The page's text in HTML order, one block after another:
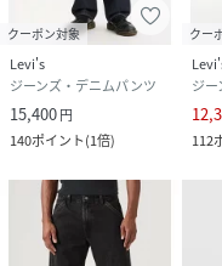
クーポン対象
Levi's
ジーンズ・デニムパンツ
15,400円
140ポイント(1倍)
クー
ジ
112